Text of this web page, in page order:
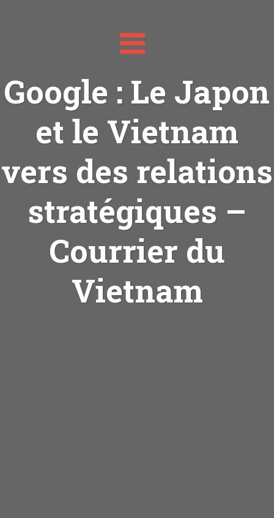
Toggle
navigation
Google : Le Japon
et le Vietnam
vers des relations
stratégiques –
Courrier du
Vietnam